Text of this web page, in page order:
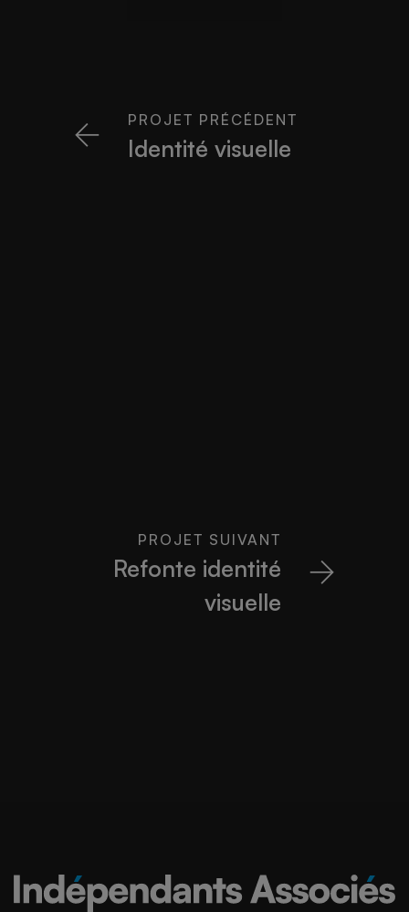
PROJET PRÉCÉDENT
Identité visuelle
PROJET SUIVANT
Refonte identité
visuelle